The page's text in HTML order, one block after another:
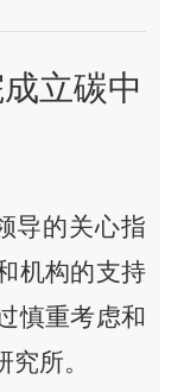
成立碳中
导的关心指
机构的支持
慎重考虑和
所。